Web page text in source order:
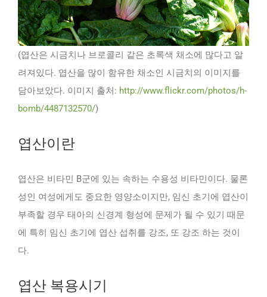
(엽산은 시금치나 브로콜리 같은 초록색 채소에 많다고 알
려져있다. 엽산을 많이 함유한 채소인 시금치의 이미지를
담아보았다. 이미지 출처: http://www.flickr.com/photos/h-
bomb/4487132570/)
엽산이란
엽산은 비타민 B군에 있는 속하는 수용성 비타민이다. 물론
성인 여성에게도 중요한 영양소이지만, 임신 초기에 엽산이
부족할 경우 태아의 신경계 형성에 문제가 될 수 있기 때문
에 특히 임신 초기에 엽산 섭취를 강조, 또 강조 하는 것이
다.
엽산 복용시기